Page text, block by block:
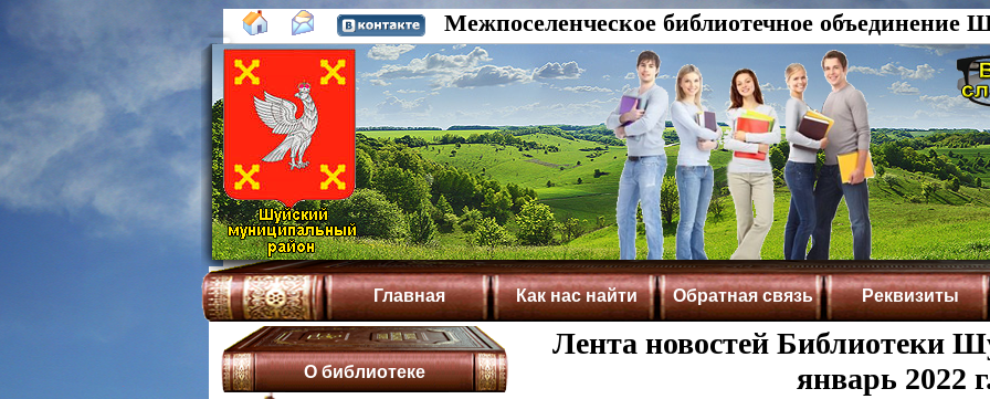
Межпоселенческое библиотечное объединение
Главная Как нас найти Обратная связь Реквизиты
О библиотеке
Лента новостей Библиотеки
январь 2022